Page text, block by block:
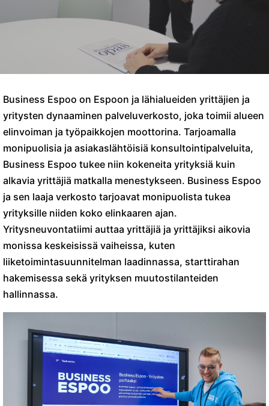
Business Espoo on Espoon ja lähialueiden yrittäjien ja
yritysten dynaaminen palveluverkosto, joka toimii alueen
elinvoiman ja työpaikkojen moottorina. Tarjoamalla
monipuolisia ja asiakaslähtöisiä konsultointipalveluita,
Business Espoo tukee niin kokeneita yrityksiä kuin
alkavia yrittäjiä matkalla menestykseen. Business Espoo
ja sen laaja verkosto tarjoavat monipuolista tukea
yrityksille niiden koko elinkaaren ajan.
Yritysneuvontatiimi auttaa yrittäjiä ja yrittäjiksi aikovia
monissa keskeisissä vaiheissa, kuten
liiketoimintasuunnitelman laadinnassa, starttirahan
hakemisessa sekä yrityksen muutostilanteiden
hallinnassa.